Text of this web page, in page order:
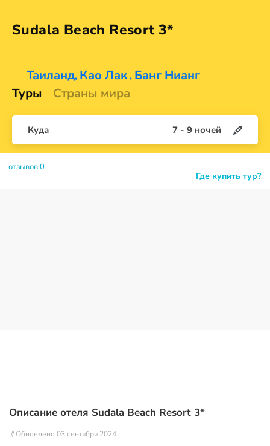
Sudala Beach Resort 3*
Таиланд, Као Лак , Банг Нианг
Туры
Страны мира
Куда 7 - 9 ночей
Где купить тур?
отзывов 0
Описание отеля Sudala Beach Resort 3*
// Обновлено 03 сентября 2024